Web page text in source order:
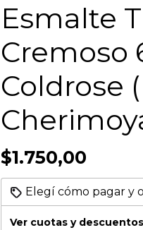
Esmalte
Cremoso
Coldrose
$1.750,00
Elegí cómo pagar y
Ver cuotas y descuentos